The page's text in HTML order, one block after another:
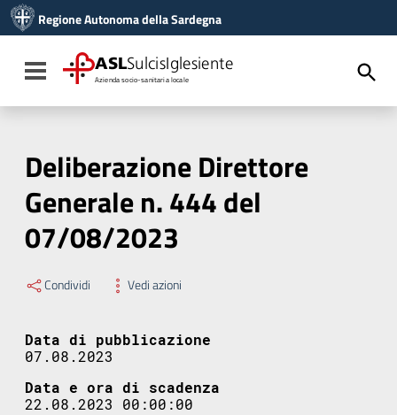
Vai al menu di navigazione
Vai al footer
Regione Autonoma della Sardegna
Toggle navigation
ASLSulcisIglesiente
Azienda socio-sanitaria locale
Deliberazione Direttore
Generale n. 444 del
07/08/2023
Condividi Vedi azioni
Data di pubblicazione
07.08.2023
Data e ora di scadenza
22.08.2023 00:00:00